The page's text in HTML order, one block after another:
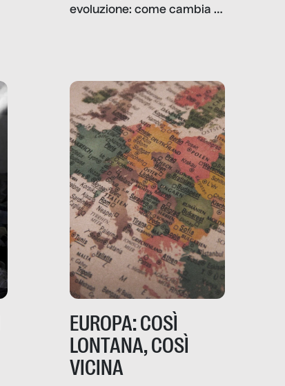
evoluzione: come cambia il
EUROPA: COSÌ
LONTANA, COSÌ
VICINA